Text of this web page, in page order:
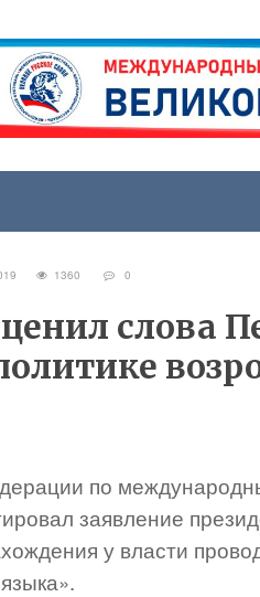
1360 0
слова
по
заявление
у власти